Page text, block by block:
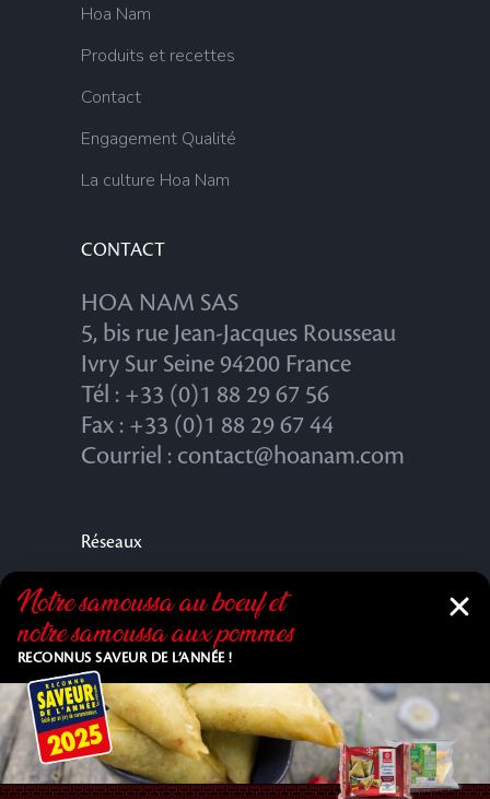
Hoa Nam
Produits et recettes
Contact
Engagement Qualité
La culture Hoa Nam
CONTACT
HOA NAM SAS
5, bis rue Jean-Jacques Rousseau
Ivry Sur Seine 94200 France
Tél : +33 (0)1 88 29 67 56
Fax : +33 (0)1 88 29 67 44
Courriel : contact@hoanam.com
Réseaux
Notre samoussa au bœuf et
notre samoussa aux pommes
RECONNUS SAVEUR DE L’ANNÉE !